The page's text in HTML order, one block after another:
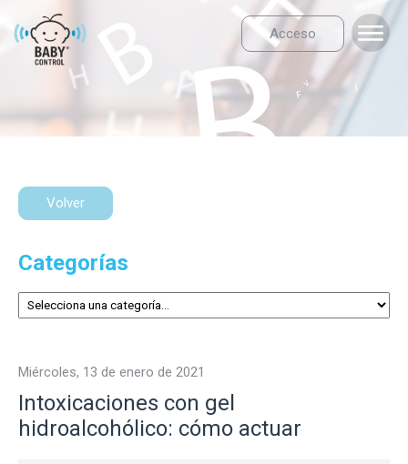
Acceso
Volver
Categorías
miércoles, 13 de enero de 2021
Intoxicaciones con gel
hidroalcohólico: cómo actuar